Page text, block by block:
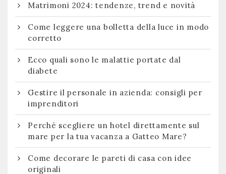
Matrimoni 2024: tendenze, trend e novità
Come leggere una bolletta della luce in modo
corretto
Ecco quali sono le malattie portate dal
diabete
Gestire il personale in azienda: consigli per
imprenditori
Perché scegliere un hotel direttamente sul
mare per la tua vacanza a Gatteo Mare?
Come decorare le pareti di casa con idee
originali